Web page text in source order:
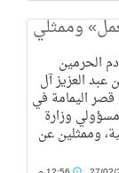
وممثلي
الحرمين
عبد العزيز آل
اليمامة في
وزارة
وممثلين عن